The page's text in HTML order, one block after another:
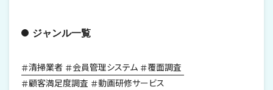
ジャンル一覧
清掃業者 会員管理システム
覆面調査
顧客満足度調査
動画研修サービス